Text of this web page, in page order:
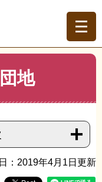
の方へ
地
：2019年4月1日更新